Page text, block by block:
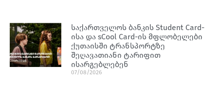
საქართველოს ბანკის Student Card-
ისა და sCool Card-ის მფლობელები
ქუთაისში ტრანსპორტზე
შეღავათიანი ტარიფით
ისარგებლებენ
07/08/2026